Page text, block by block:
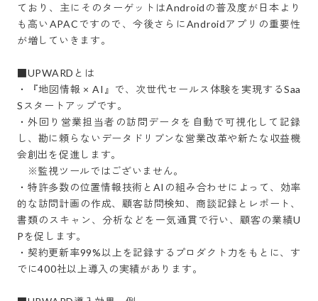
ており、主にそのターゲットはAndroidの普及度が日本より
も高いAPACですので、今後さらにAndroidアプリの重要性
が増していきます。
■UPWARDとは
・『地図情報 × AI』で、次世代セールス体験を実現するSaa
Sスタートアップです。
・外回り営業担当者の訪問データを自動で可視化して記録
し、勘に頼らないデータドリブンな営業改革や新たな収益機
会創出を促進します。
※監視ツールではございません。
・特許多数の位置情報技術とAIの組み合わせによって、効率
的な訪問計画の作成、顧客訪問検知、商談記録とレポート、
書類のスキャン、分析などを一気通貫で行い、顧客の業績U
Pを促します。
・契約更新率99%以上を記録するプロダクト力をもとに、す
でに400社以上導入の実績があります。